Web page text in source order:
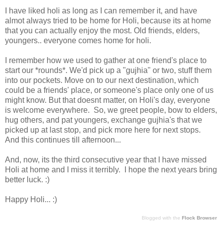
I have liked holi as long as I can remember it, and have
almot always tried to be home for Holi, because its at home
that you can actually enjoy the most. Old friends, elders,
youngers.. everyone comes home for holi.
I remember how we used to gather at one friend's place to
start our *rounds*. We'd pick up a "gujhia" or two, stuff them
into our pockets. Move on to our next destination, which
could be a friends' place, or someone's place only one of us
might know. But that doesnt matter, on Holi's day, everyone
is welcome everywhere. So, we greet people, bow to elders,
hug others, and pat youngers, exchange gujhia's that we
picked up at last stop, and pick more here for next stops.
And this continues till afternoon...
And, now, its the third consecutive year that I have missed
Holi at home and I miss it terribly. I hope the next years bring
better luck. :)
Happy Holi... :)
Blogged with the Flock Browser